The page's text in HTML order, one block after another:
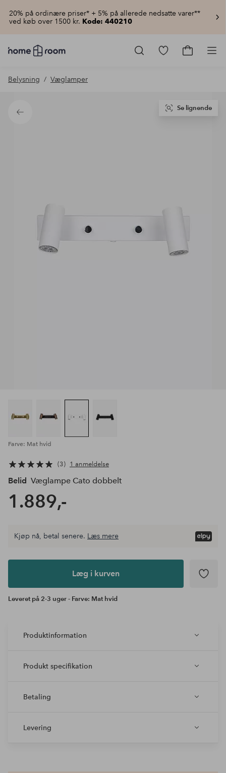
20% på ordinære priser* + 5% på allerede nedsatte varer**
ved køb over 1500 kr. Kode: 440210
Homeroom
–
hjemmet
pris
Gå
Gå
Belysning Væglamper
Tilbage
Se lignende
Farve: Mat hvid
3 1 anmeldelse
Belid Væglampe Cato dobbelt
1.889,-
Læg i
Kjøp nå, betal senere. Læs mere
Læg i kurven
Leveret på 2-3 uger - Farve: Mat hvid
Produktinformation
Produkt specifikation
Betaling
Levering